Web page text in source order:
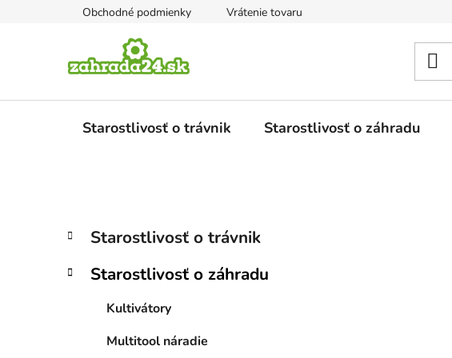
Obchodné podmienky Vrátenie tovaru
Starostlivosť o trávnik Starostlivosť o záhradu
B
č
Preskočiť
kategórie
K
a
t
e
Starostlivosť o trávnik
Starostlivosť o záhradu
Kultivátory
Multitool náradie